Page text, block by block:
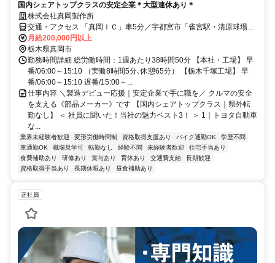
国内シェアトップクラスの安定企業＊大型連休あり＊
株式会社真岡製作所
交通・アクセス 「真岡ＩＣ」車5分／宇都宮市「雀宮駅・清原球場」
より車17分
月給200,000円以上
栃木県真岡市
勤務時間詳細 総労働時間：1週あたり38時間50分 【本社・工場】 早
番/06:00～15:10 （実働8時間5分､休憩65分） 【栃木千塚工場】 早
番/06:00～15:10 遅番/15:00～...
仕事内容 ＼製造デビュー応援｜安定企業で手に職を／ クルマの安全
を支える《部品メーカー》です 【国内シェアトップクラス｜県外転
勤なし】 ＜ 社員に聞いた！当社の魅力ベスト3！ ＞ 1｜トヨタ自動車
な...
業界未経験者歓迎 変形労働時間制 資格取得支援あり バイク通勤OK
学歴不問
車通勤OK
職場見学可 転勤なし 経験不問 未経験者歓迎
住宅手当あり
食費補助あり
研修あり 賞与あり 育休あり 交通費支給
長期歓迎
資格取得手当あり
長期休暇あり 昼食補助あり
正社員